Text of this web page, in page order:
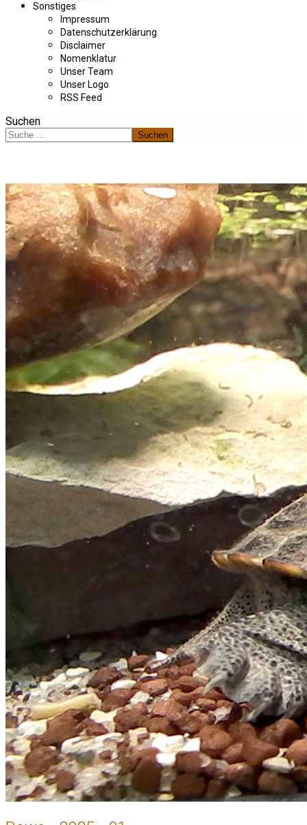
Sonstiges
Impressum
Datenschutzerklärung
Disclaimer
Nomenklatur
Unser Team
Unser Logo
RSS Feed
Suchen
Suchen